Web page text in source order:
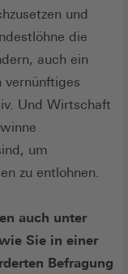
und
die
auch ein
vernünftiges
Und Wirtschaft
um
zu entlohnen.
auch unter
Sie in einer
Befragung